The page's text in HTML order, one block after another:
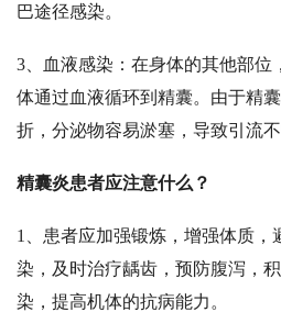
巴途径感染。
3、血液感染：在身体的其他部位
体通过血液循环到精囊。由于精
折，分泌物容易淤塞，导致引流
精囊炎患者应注意什么？
1、患者应加强锻炼，增强体质，
染，及时治疗龋齿，预防腹泻，
染，提高机体的抗病能力。